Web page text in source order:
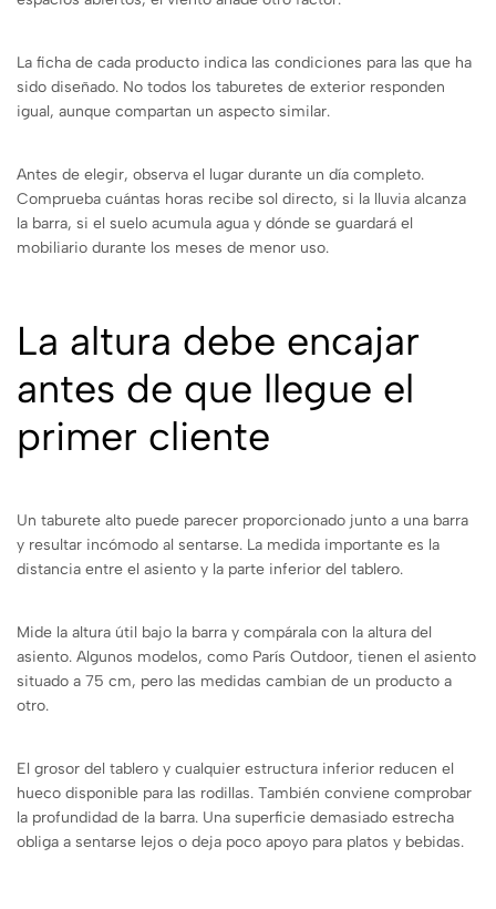
La ficha de cada producto indica las condiciones para las que ha
sido diseñado. No todos los taburetes de exterior responden
igual, aunque compartan un aspecto similar.
Antes de elegir, observa el lugar durante un día completo.
Comprueba cuántas horas recibe sol directo, si la lluvia alcanza
la barra, si el suelo acumula agua y dónde se guardará el
mobiliario durante los meses de menor uso.
La altura debe encajar
antes de que llegue el
primer cliente
Un taburete alto puede parecer proporcionado junto a una barra
y resultar incómodo al sentarse. La medida importante es la
distancia entre el asiento y la parte inferior del tablero.
Mide la altura útil bajo la barra y compárala con la altura del
asiento. Algunos modelos, como París Outdoor, tienen el asiento
situado a 75 cm, pero las medidas cambian de un producto a
otro.
El grosor del tablero y cualquier estructura inferior reducen el
hueco disponible para las rodillas. También conviene comprobar
la profundidad de la barra. Una superficie demasiado estrecha
obliga a sentarse lejos o deja poco apoyo para platos y bebidas.